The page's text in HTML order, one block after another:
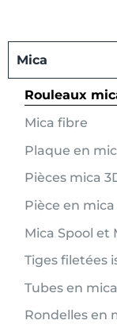
Mica
Rouleaux
Mica fibre
Plaque en
Pièces mica
Pièce en
Mica Spool et
Tiges filetées
Tubes en mica
Rondelles en